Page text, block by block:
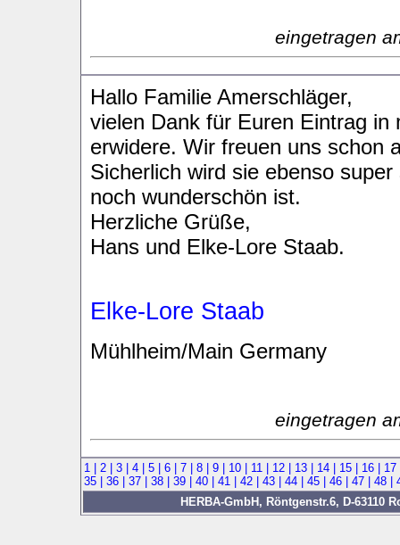
eingetragen
Hallo Familie Amerschläger,
vielen Dank für Euren Eintrag
erwidere. Wir freuen uns schon
Sicherlich wird sie ebenso
noch wunderschön ist.
Herzliche Grüße,
Hans und Elke-Lore Staab.
Elke-Lore Staab
Mühlheim/Main Germany
eingetragen
1 | 2 | 3 | 4 | 5 | 6 | 7 | 8 | 9 | 10 | 11 | 12 | 13 | 14 | 15 | 16 |
35 | 36 | 37 | 38 | 39 | 40 | 41 | 42 | 43 | 44 | 45 | 46 | 47 | 48 |
HERBA-GmbH, Röntgenstr.6, D-63110